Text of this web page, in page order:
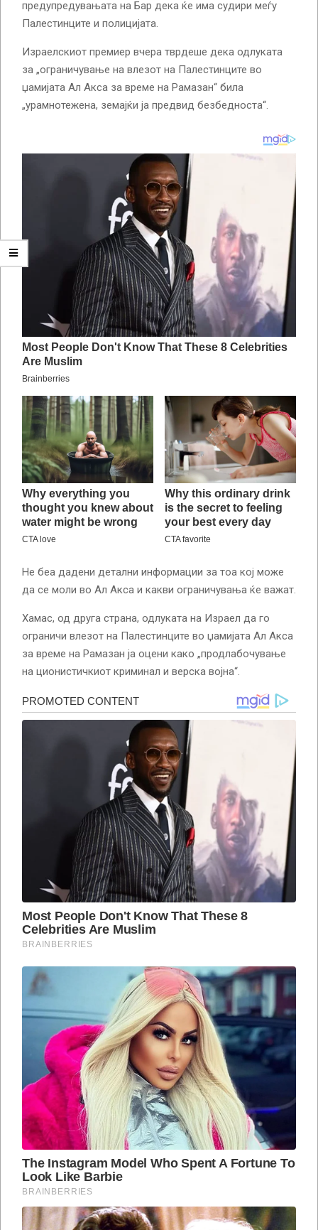
предупредувањата на Бар дека ќе има судири меѓу
Палестинците и полицијата.
Израелскиот премиер вчера тврдеше дека одлуката
за „ограничување на влезот на Палестинците во
џамијата Ал Акса за време на Рамазан“ била
„урамнотежена, земајќи ја предвид безбедноста“.
Не беа дадени детални информации за тоа кој може
да се моли во Ал Акса и какви ограничувања ќе важат.
Хамас, од друга страна, одлуката на Израел да го
ограничи влезот на Палестинците во џамијата Ал Акса
за време на Рамазан ја оцени како „продлабочување
на ционистичкиот криминал и верска војна“.